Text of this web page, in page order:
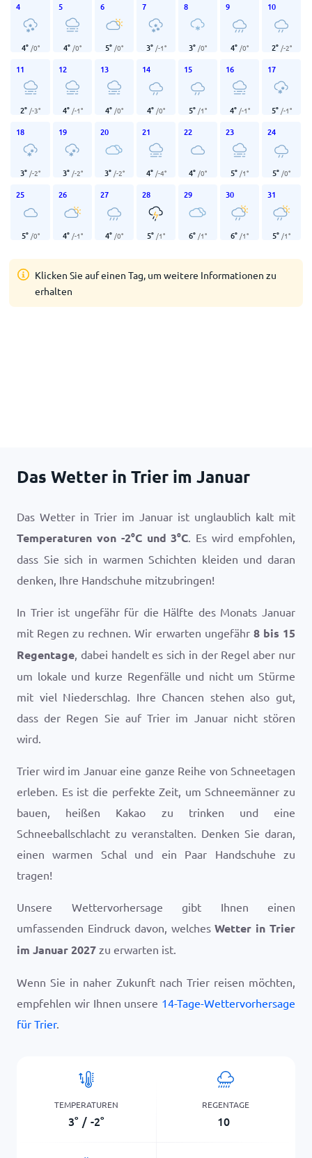
4
4° /0°
5
4° /0°
6
5° /0°
7
3° /-1°
8
3° /0°
9
4° /0°
10
2° /-2°
11
2° /-3°
12
4° /-1°
13
4° /0°
14
4° /0°
15
5° /1°
16
4° /-1°
17
5° /-1°
18
3° /-2°
19
3° /-2°
20
3° /-2°
21
4° /-4°
22
4° /0°
23
5° /1°
24
5° /0°
25
5° /0°
26
4° /-1°
27
4° /0°
28
5° /1°
29
6° /1°
30
6° /1°
31
5° /1°
Klicken Sie auf einen Tag, um weitere Informationen zu
erhalten
Das Wetter in Trier im Januar
Das Wetter in Trier im Januar ist unglaublich kalt mit
Temperaturen von -2°Cund3°C. Es wird empfohlen,
dass Sie sich in warmen Schichten kleiden und daran
denken, Ihre Handschuhe mitzubringen!
In Trier ist ungefähr für die Hälfte des Monats Januar
mit Regen zu rechnen. Wir erwarten ungefähr 8 bis 15
Regentage, dabei handelt es sich in der Regel aber nur
um lokale und kurze Regenfälle und nicht um Stürme
mit viel Niederschlag. Ihre Chancen stehen also gut,
dass der Regen Sie auf Trier im Januar nicht stören
wird.
Trier wird im Januar eine ganze Reihe von Schneetagen
erleben. Es ist die perfekte Zeit, um Schneemänner zu
bauen, heißen Kakao zu trinken und eine
Schneeballschlacht zu veranstalten. Denken Sie daran,
einen warmen Schal und ein Paar Handschuhe zu
tragen!
Unsere Wettervorhersage gibt Ihnen einen
umfassenden Eindruck davon, welchesWetter in Trier
im Januar 2027 zu erwarten ist.
Wenn Sie in naher Zukunft nach Trier reisen möchten,
empfehlen wir Ihnen unsere 14-Tage-Wettervorhersage
für Trier.
TEMPERATUREN
3° / -2°
REGENTAGE
10